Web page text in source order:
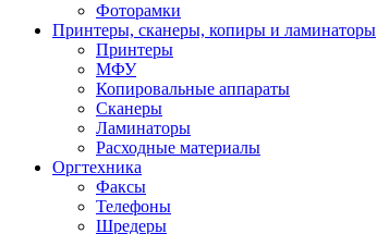
Фоторамки
Принтеры, сканеры, копиры и ламинаторы
Принтеры
МФУ
Копировальные аппараты
Сканеры
Ламинаторы
Расходные материалы
Оргтехника
Факсы
Телефоны
Шредеры